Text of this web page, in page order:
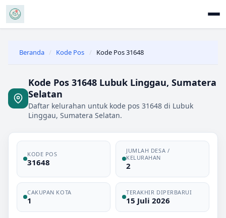
Beranda / Kode Pos / Kode Pos 31648
Kode Pos 31648 Lubuk Linggau, Sumatera
Selatan
Daftar kelurahan untuk kode pos 31648 di Lubuk
Linggau, Sumatera Selatan.
KODE POS
31648
JUMLAH DESA /
KELURAHAN
2
CAKUPAN KOTA
1
TERAKHIR DIPERBARUI
15 Juli 2026